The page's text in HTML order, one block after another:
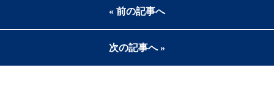
« 前の記事へ
次の記事へ »